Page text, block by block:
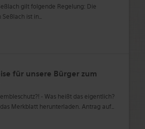
gilt folgende Regelung: Die
Seßlach ist in
für unsere Bürger zum
- Was heißt das eigentlich?
Merkblatt herunterladen. Antrag auf…